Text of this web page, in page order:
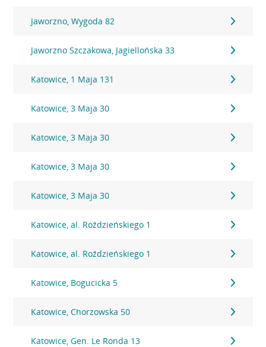
Jaworzno, Wygoda 82
Jaworzno Szczakowa, Jagiellońska 33
Katowice, 1 Maja 131
Katowice, 3 Maja 30
Katowice, 3 Maja 30
Katowice, 3 Maja 30
Katowice, 3 Maja 30
Katowice, al. Roździeńskiego 1
Katowice, al. Roździeńskiego 1
Katowice, Bogucicka 5
Katowice, Chorzowska 50
Katowice, Gen. Le Ronda 13